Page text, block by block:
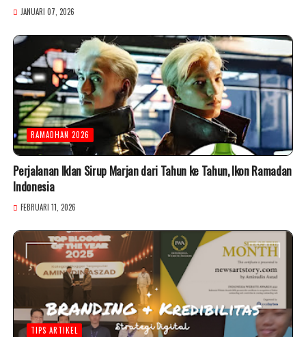
JANUARI 07, 2026
RAMADHAN 2026
Perjalanan Iklan Sirup Marjan dari Tahun ke Tahun, Ikon Ramadan
Indonesia
FEBRUARI 11, 2026
TIPS ARTIKEL